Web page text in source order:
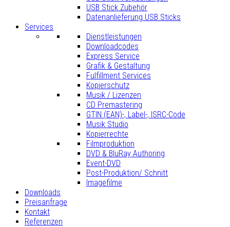
USB Stick Zubehör
Datenanlieferung USB Sticks
Services
Dienstleistungen
Downloadcodes
Express Service
Grafik & Gestaltung
Fulfillment Services
Kopierschutz
Musik / Lizenzen
CD Premastering
GTIN (EAN)-, Label-, ISRC-Code
Musik Studio
Kopierrechte
Filmproduktion
DVD & BluRay Authoring
Event-DVD
Post-Produktion/ Schnitt
Imagefilme
Downloads
Preisanfrage
Kontakt
Referenzen